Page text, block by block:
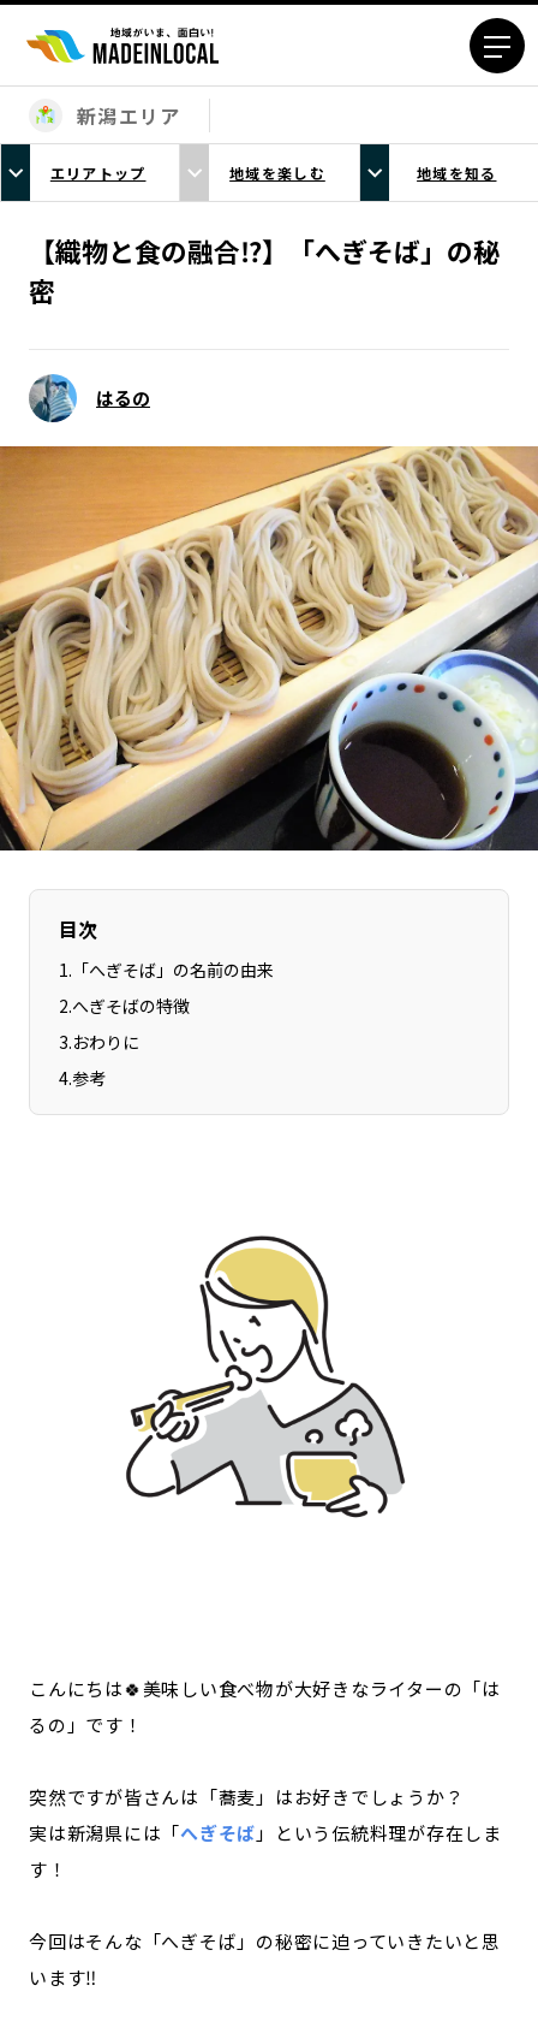
エリアから探す
北海道エリア
青森エリア
岩手エリア
宮城エリア
秋田エリア
山形エリア
福島エリア
栃木エリア
群馬エリア
埼玉エリア
東京23区エリア
神奈川エリア
新潟エリア
石川エリア
福井エリア
山梨エリア
長野エリア
岐阜エリア
静岡エリア
愛知エリア
三重エリア
滋賀エリア
京都エリア
大阪市エリア
北摂エリア
堺・泉州エリア
河内エリア
兵庫エリア
奈良エリア
和歌山エリア
鳥取エリア
島根エリア
香川エリア
高知エリア
佐賀エリア
熊本エリア
宮崎エリア
地域を代表する 企業100選
行政連携記事
選出企業特別対談
SDGsの先駆者
飲食店
ニッポンの百選大全集
お問い合わせ
新潟エリア
エリアトップ 地域を楽しむ 地域を知る
【織物と食の融合⁉】「へぎそば」の秘
密
はるの
目次
1. 「へぎそば」の名前の由来
2.へぎそばの特徴
3.おわりに
4.参考
こんにちは🍀美味しい食べ物が大好きなライターの「は
るの」です！
突然ですが皆さんは「蕎麦」はお好きでしょうか？
実は新潟県には「へぎそば 」という伝統料理が存在しま
す！
今回はそんな「へぎそば」の秘密に迫っていきたいと思
います‼